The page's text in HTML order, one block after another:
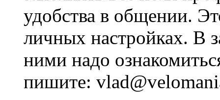
удобства в общении.
личных настройках. В
ними надо
пишите: